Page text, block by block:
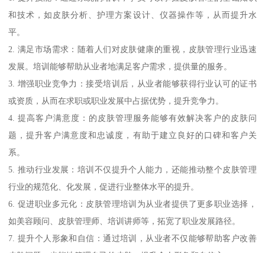
和技术，如皮肤分析、护理方案设计、仪器操作等，从而提升水
平。
2. 满足市场需求：随着人们对皮肤健康的重视，皮肤管理行业迅速
发展。培训能够帮助从业者地满足客户需求，提供量的服务。
3. 增强职业竞争力：接受培训后，从业者能够获得行业认可的证书
或资质，从而在求职或职业发展中占据优势，提升竞争力。
4. 提高客户满意度：的皮肤管理服务能够有效解决客户的皮肤问
题，提升客户满意度和忠诚度，有助于建立良好的口碑和客户关
系。
5. 推动行业发展：培训不仅提升个人能力，还能推动整个皮肤管理
行业的规范化、化发展，促进行业整体水平的提升。
6. 促进职业多元化：皮肤管理培训为从业者提供了更多职业选择，
如美容顾问、皮肤管理师、培训讲师等，拓宽了职业发展路径。
7. 提升个人形象和自信：通过培训，从业者不仅能够帮助客户改善